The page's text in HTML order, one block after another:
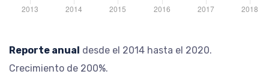
Reporte anual desde el 2014 hasta el 2020.
Crecimiento de 200%.